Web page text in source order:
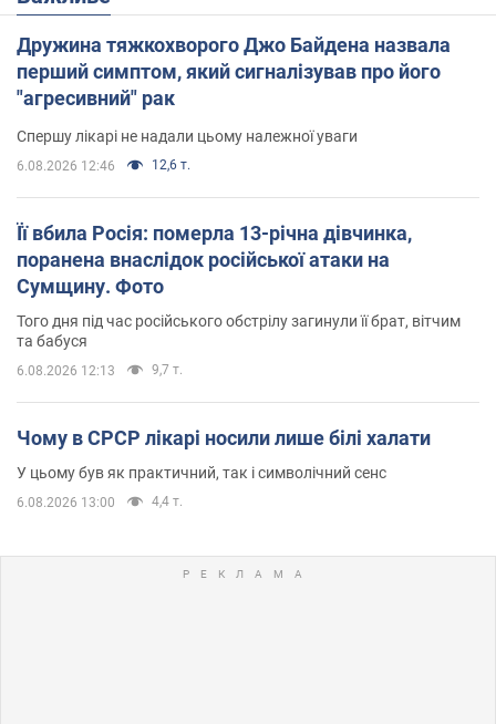
Дружина тяжкохворого Джо Байдена назвала
перший симптом, який сигналізував про його
"агресивний" рак
Спершу лікарі не надали цьому належної уваги
6.08.2026 12:46 12,6 т.
Її вбила Росія: померла 13-річна дівчинка,
поранена внаслідок російської атаки на
Сумщину. Фото
Того дня під час російського обстрілу загинули її брат, вітчим
та бабуся
6.08.2026 12:13 9,7 т.
Чому в СРСР лікарі носили лише білі халати
У цьому був як практичний, так і символічний сенс
6.08.2026 13:00 4,4 т.